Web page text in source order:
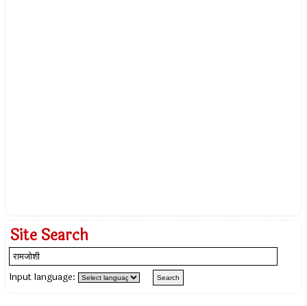
Site Search
Input language: